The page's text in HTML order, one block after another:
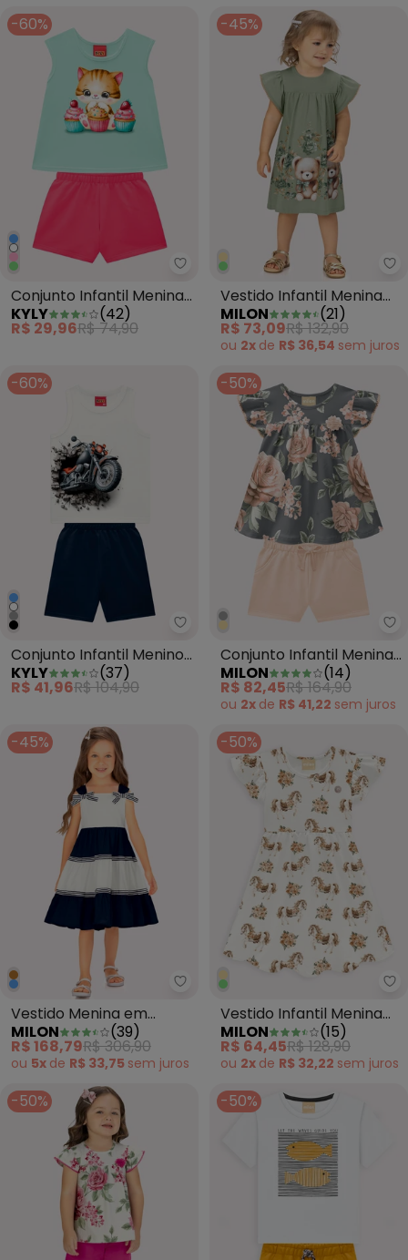
-60%
Kyly - Conjunto Infantil Menina
Conjunto Infantil Menina
em Algodão Verde
KYLY (42)
R$ 29,96R$ 74,90
-45%
Vestido Infantil Menina
Ursinhos Verde
MILON (21)
R$ 73,09R$ 132,90
ou 2x de R$ 36,54 sem juros
-60%
Kyly - Conjunto Infantil Menino
Conjunto Infantil Menino
em Algodão Off White
KYLY (37)
R$ 41,96R$ 104,90
-50%
Conjunto Infantil Menina
Flores Cinza
MILON (14)
R$ 82,45R$ 164,90
ou 2x de R$ 41,22 sem juros
-45%
Milon - Vestido Menina em
Vestido Menina em
Tricoline Azul Marinho
MILON (39)
R$ 168,79R$ 306,90
ou 5x de R$ 33,75 sem juros
-50%
Vestido Infantil Menina
Cavalinhos Off White
MILON (15)
R$ 64,45R$ 128,90
ou 2x de R$ 32,22 sem juros
-50% -50%